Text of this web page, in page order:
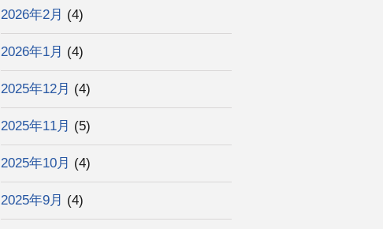
2026年2月 (4)
2026年1月 (4)
2025年12月 (4)
2025年11月 (5)
2025年10月 (4)
2025年9月 (4)